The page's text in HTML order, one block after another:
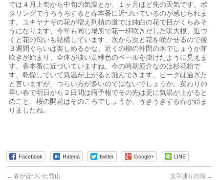
では４月上旬から中旬の気温とか、１ヶ月ほど先の天気です。ポ
タリングでうろうろすると春本番に近づいているのが感じられま
す。ユキヤナギの花が増え列植の道では純白の花で目がくらみそ
うになります、今年も同じ場所で花一杯咲きだした浜大根、近づ
くと花の匂いも結構しています、次から次と花を咲かせるので後
３週間ぐらいは楽しめるかな、近くの柳の仲間の木でしょうか芽
吹きが始まり、全体が淡い黄緑色のベールを掛けたように見えま
す、春本番に近づいていますね。今の時期厄介なのは杉花粉で
す、乾燥していて気温が上がると飛んできます、ピークは過ぎた
と言いますが、つらい方が多いのではないでしょうか。変わりの
早い春で明日から２日間は雨予報でその先は更に気温が上がると
のこと、桜の開花はそのころでしょうか、うきうきする春が始ま
りましたね。
Facebook Hatena twitter Google+ LINE
← 春が近づいた雪山 文字通りの雨 →